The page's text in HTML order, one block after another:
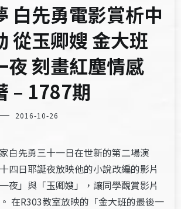
白先勇電影賞析中
從玉卿嫂 金大班
夜 刻畫紅塵情感
– 1787期
2016-10-26
白先勇三十一日在世新的第二場演
四日耶誕夜放映他的小說改編的影片
夜」與「玉卿嫂」，讓同學觀賞影片
在R303教室放映的「金大班的最後一